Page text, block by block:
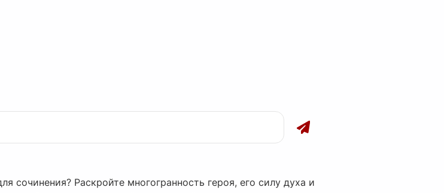
сочинения? Раскройте многогранность героя, его силу духа и